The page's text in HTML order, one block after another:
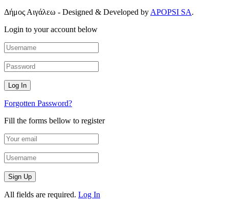
Δήμος Αιγάλεω - Designed & Developed by APOPSI SA.
Login to your account below
Forgotten Password?
Fill the forms bellow to register
All fields are required. Log In